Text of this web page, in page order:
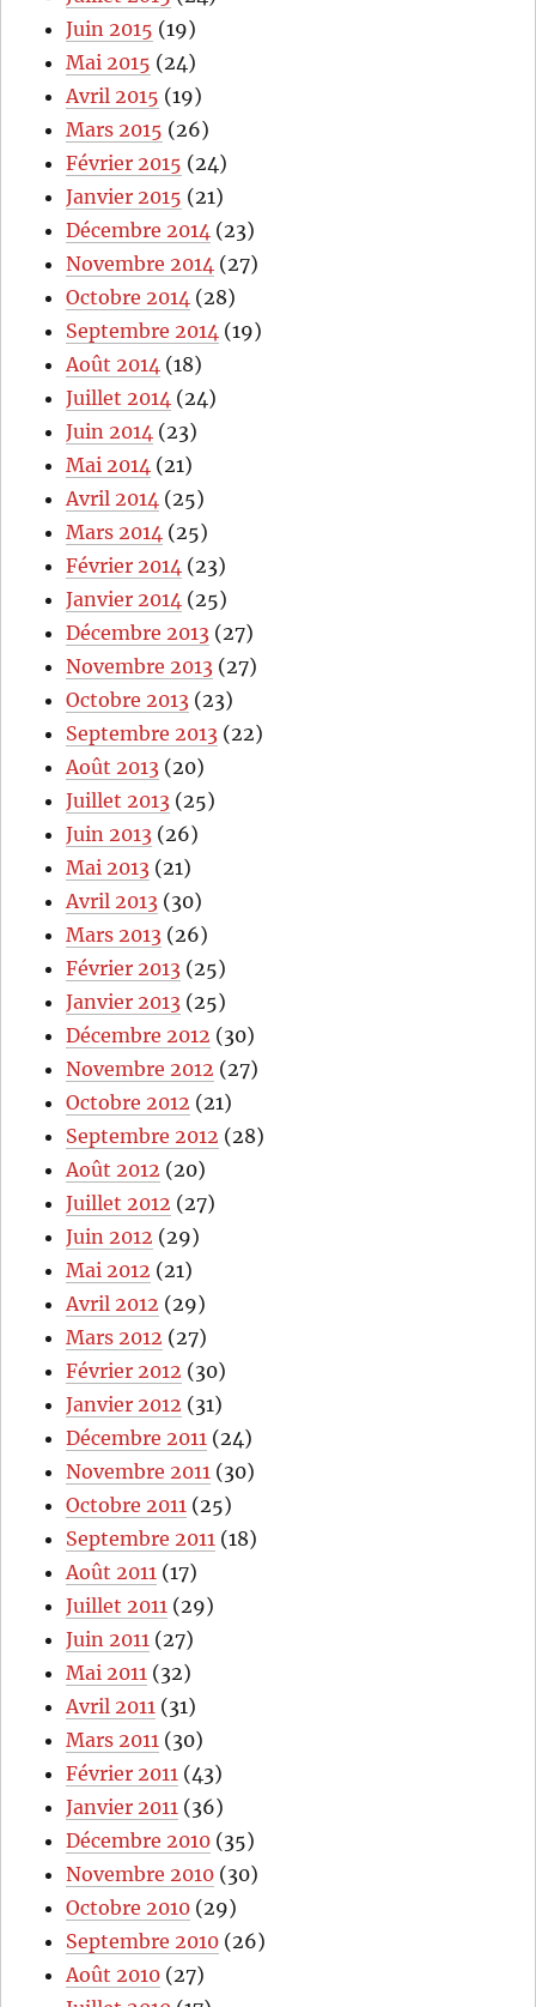
Juin 2015 (19)
Mai 2015 (24)
Avril 2015 (19)
Mars 2015 (26)
Février 2015 (24)
Janvier 2015 (21)
Décembre 2014 (23)
Novembre 2014 (27)
Octobre 2014 (28)
Septembre 2014 (19)
Août 2014 (18)
Juillet 2014 (24)
Juin 2014 (23)
Mai 2014 (21)
Avril 2014 (25)
Mars 2014 (25)
Février 2014 (23)
Janvier 2014 (25)
Décembre 2013 (27)
Novembre 2013 (27)
Octobre 2013 (23)
Septembre 2013 (22)
Août 2013 (20)
Juillet 2013 (25)
Juin 2013 (26)
Mai 2013 (21)
Avril 2013 (30)
Mars 2013 (26)
Février 2013 (25)
Janvier 2013 (25)
Décembre 2012 (30)
Novembre 2012 (27)
Octobre 2012 (21)
Septembre 2012 (28)
Août 2012 (20)
Juillet 2012 (27)
Juin 2012 (29)
Mai 2012 (21)
Avril 2012 (29)
Mars 2012 (27)
Février 2012 (30)
Janvier 2012 (31)
Décembre 2011 (24)
Novembre 2011 (30)
Octobre 2011 (25)
Septembre 2011 (18)
Août 2011 (17)
Juillet 2011 (29)
Juin 2011 (27)
Mai 2011 (32)
Avril 2011 (31)
Mars 2011 (30)
Février 2011 (43)
Janvier 2011 (36)
Décembre 2010 (35)
Novembre 2010 (30)
Octobre 2010 (29)
Septembre 2010 (26)
Août 2010 (27)